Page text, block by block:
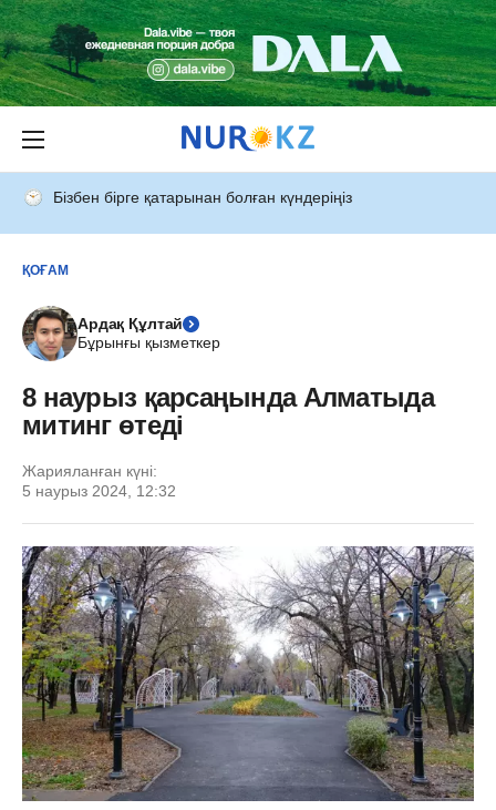
Бізбен бірге қатарынан болған күндеріңіз
ҚОҒАМ
Ардақ Құлтай
Бұрынғы қызметкер
8 наурыз қарсаңында Алматыда
митинг өтеді
Жарияланған күні:
5 наурыз 2024, 12:32